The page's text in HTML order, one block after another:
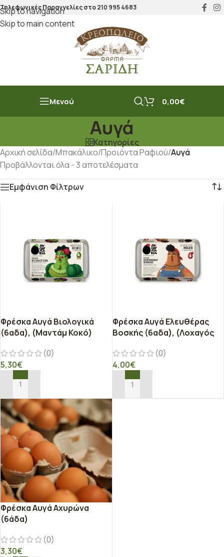
Skip to navigation
Skip to main content
Τηλεφωνικές Παραγγελίες στο210 995 4683
Μενού 0,00€
Αυγά
Κατηγορίες
Αρχική σελίδα/Μπακάλικο/Προιόντα Ραφιού/Αυγά
Προβάλλονται όλα - 3 αποτελέσματα
Εμφάνιση Φίλτρων
Φρέσκα Αυγά Βιολογικά
(6αδα), (Μαντάμ Κοκό)
(0)
5,30€
ΠΡΟΣΘΉΚΗ ΣΤΟ ΚΑΛΆΘΙ
Φρέσκα Αυγά Ελευθέρας
Βοσκής (6αδα), (Λοχαγός
(0)
4,00€
ΠΡΟΣΘΉΚΗ ΣΤΟ ΚΑΛΆΘΙ
Φρέσκα Αυγά Αχυρώνα
(6άδα)
(0)
3,30€